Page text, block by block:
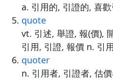
a. 引用的, 引證的, 喜
quote
vt. 引述, 舉證, 報(價),
引用, 引證, 報價 n. 引
quoter
n. 引用者, 引證者, 估